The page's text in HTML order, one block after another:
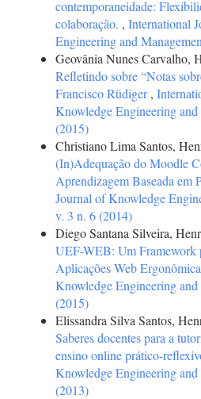
contemporaneidade:
colaboração. , International
Engineering and
Geovânia Nunes Carvalho,
Refletindo sobre “Notas
Francisco Rüdiger,
Knowledge Engineering
(2015)
Christiano Lima Santos,
(In)Adequação do Moodle
Aprendizagem Baseada em
Journal of Knowledge
v. 3 n. 6 (2014)
Diego Santana Silveira,
UEF-WEB: Um Framework
Aplicações Web
Knowledge Engineering
(2015)
Elissandra Silva Santos,
Saberes docentes para a
ensino online prático-
Knowledge Engineering
(2013)